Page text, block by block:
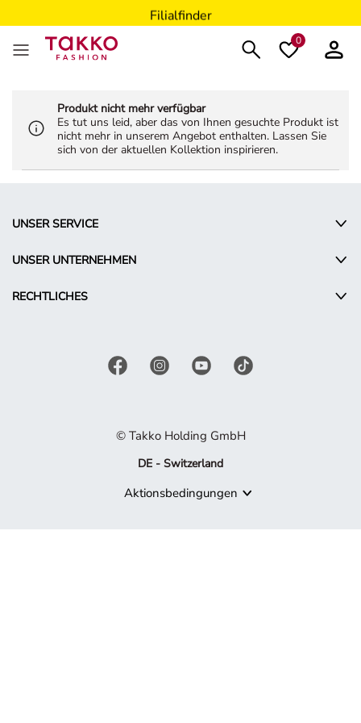
Filialfinder
0
Produkt nicht mehr verfügbar
Es tut uns leid, aber das von Ihnen gesuchte Produkt ist
nicht mehr in unserem Angebot enthalten. Lassen Sie
sich von der aktuellen Kollektion inspirieren.
UNSER SERVICE
UNSER UNTERNEHMEN
RECHTLICHES
© Takko Holding GmbH
DE - Switzerland
Aktionsbedingungen